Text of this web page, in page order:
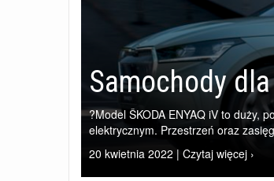
Samochody
?Model ŠKODA ENYAQ iV to duży,
elektrycznym. Przestrzeń oraz
20 kwietnia 2022 | Czytaj więcej ›